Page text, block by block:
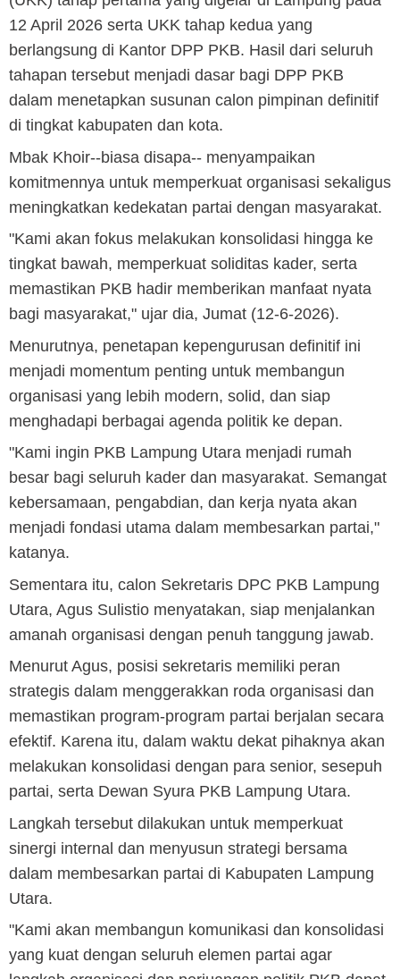
12 April 2026 serta UKK tahap kedua yang
berlangsung di Kantor DPP PKB. Hasil dari seluruh
tahapan tersebut menjadi dasar bagi DPP PKB
dalam menetapkan susunan calon pimpinan definitif
di tingkat kabupaten dan kota.
Mbak Khoir--biasa disapa-- menyampaikan
komitmennya untuk memperkuat organisasi sekaligus
meningkatkan kedekatan partai dengan masyarakat.
"Kami akan fokus melakukan konsolidasi hingga ke
tingkat bawah, memperkuat soliditas kader, serta
memastikan PKB hadir memberikan manfaat nyata
bagi masyarakat," ujar dia, Jumat (12-6-2026).
Menurutnya, penetapan kepengurusan definitif ini
menjadi momentum penting untuk membangun
organisasi yang lebih modern, solid, dan siap
menghadapi berbagai agenda politik ke depan.
"Kami ingin PKB Lampung Utara menjadi rumah
besar bagi seluruh kader dan masyarakat. Semangat
kebersamaan, pengabdian, dan kerja nyata akan
menjadi fondasi utama dalam membesarkan partai,"
katanya.
Sementara itu, calon Sekretaris DPC PKB Lampung
Utara, Agus Sulistio menyatakan, siap menjalankan
amanah organisasi dengan penuh tanggung jawab.
Menurut Agus, posisi sekretaris memiliki peran
strategis dalam menggerakkan roda organisasi dan
memastikan program-program partai berjalan secara
efektif. Karena itu, dalam waktu dekat pihaknya akan
melakukan konsolidasi dengan para senior, sesepuh
partai, serta Dewan Syura PKB Lampung Utara.
Langkah tersebut dilakukan untuk memperkuat
sinergi internal dan menyusun strategi bersama
dalam membesarkan partai di Kabupaten Lampung
Utara.
"Kami akan membangun komunikasi dan konsolidasi
yang kuat dengan seluruh elemen partai agar